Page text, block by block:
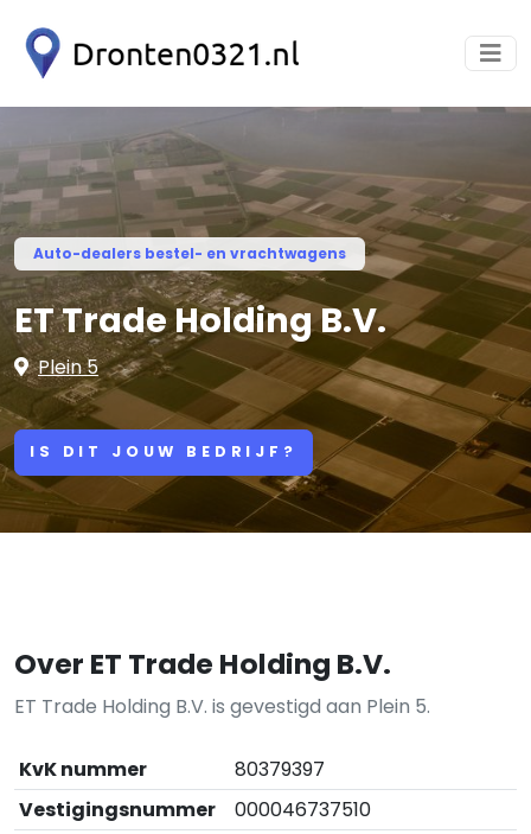
Auto-dealers bestel- en vrachtwagens
ET Trade Holding B.V.
Plein 5
IS DIT JOUW BEDRIJF?
Over ET Trade Holding B.V.
ET Trade Holding B.V. is gevestigd aan Plein 5.
KvK nummer
80379397
Vestigingsnummer
000046737510